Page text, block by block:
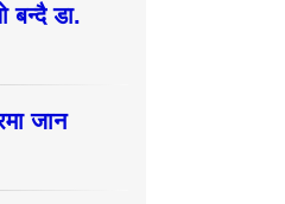
बन्दै डा.
जान